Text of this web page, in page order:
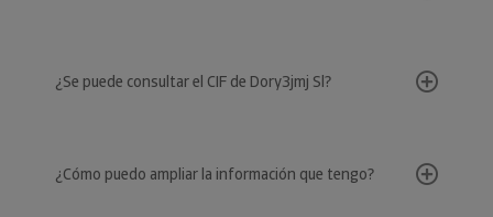
¿Se puede consultar el CIF de Dory3jmj Sl?
¿Cómo puedo ampliar la información que tengo?